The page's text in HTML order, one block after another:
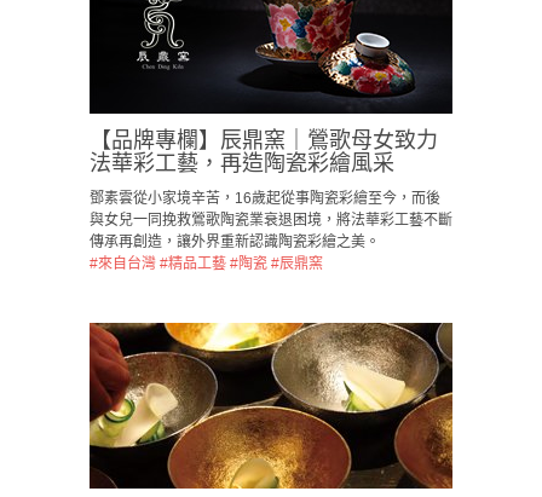
【品牌專欄】辰鼎窯｜鶯歌母女致力
法華彩工藝，再造陶瓷彩繪風采
鄧素雲從小家境辛苦，16歲起從事陶瓷彩繪至今，而後
與女兒一同挽救鶯歌陶瓷業衰退困境，將法華彩工藝不斷
傳承再創造，讓外界重新認識陶瓷彩繪之美。
#來自台灣 #精品工藝 #陶瓷 #辰鼎窯